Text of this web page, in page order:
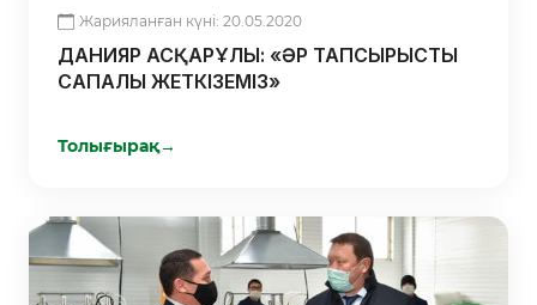
Жарияланған күні: 20.05.2020
ДАНИЯР АСҚАРҰЛЫ: «ӘР ТАПСЫРЫСТЫ
САПАЛЫ ЖЕТКІЗЕМІЗ»
Толығырақ→